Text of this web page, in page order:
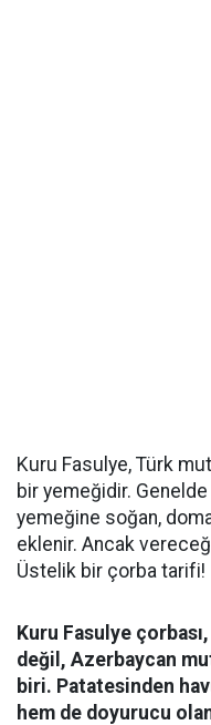
Kuru Fasulye, Türk
bir yemeğidir.
yemeğine soğan,
eklenir. Ancak
Üstelik bir çorba tarifi!
Kuru Fasulye
değil, Azerbaycan
biri. Patatesinden
hem de doyurucu